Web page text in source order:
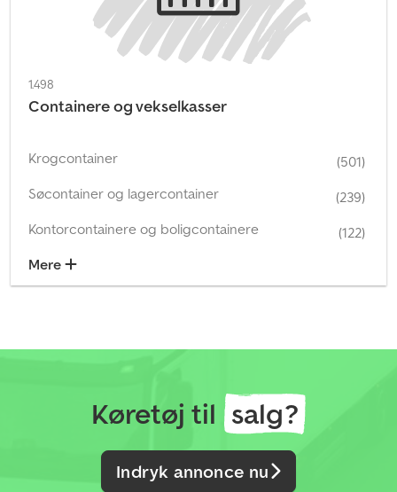
1.498
Containere og vekselkasser
Krogcontainer
(501)
Søcontainer og lagercontainer
(239)
Kontorcontainere og boligcontainere
(122)
Mere
Køretøj til salg?
Indryk annonce nu